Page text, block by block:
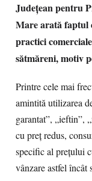
Judeţean pentru
Mare arată faptul
practici
sătmăreni, motiv
Printre cele mai
amintită utilizarea
garantat”, „ieftin”,
cu preţ redus,
specific al preţului
vânzare astfel încât